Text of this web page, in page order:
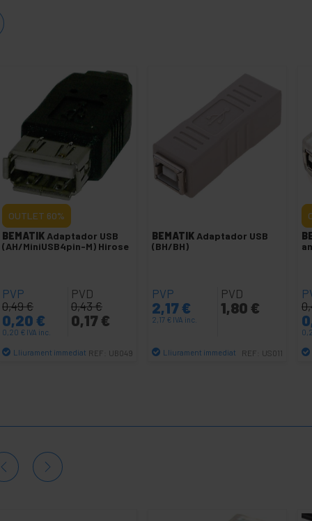
OUTLET 60%
BEMATIK Adaptador USB
(AH/MiniUSB4pin-M) Hirose
PVP
0,49€
0,20 €
0,20 € IVA inc.
PVD
0,43€
0,17 €
Lliurament immediat REF: UB049
BEMATIK Adaptador USB
(BH/BH)
PVP
2,17€
2,17 € IVA inc.
PVD
1,80 €
Lliurament immediat REF: US011